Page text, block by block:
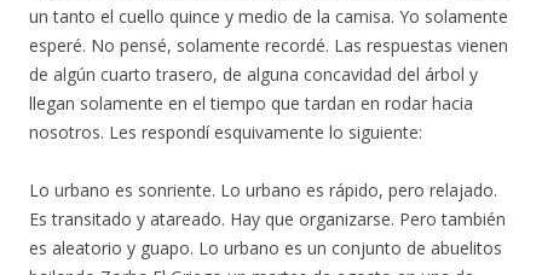
un tanto el cuello quince y medio de la camisa. Yo solamente
esperé. No pensé, solamente recordé. Las respuestas vienen
de algún cuarto trasero, de alguna concavidad del árbol y
llegan solamente en el tiempo que tardan en rodar hacia
nosotros. Les respondí esquivamente lo siguiente:
Lo urbano es sonriente. Lo urbano es rápido, pero relajado.
Es transitado y atareado. Hay que organizarse. Pero también
es aleatorio y guapo. Lo urbano es un conjunto de abuelitos